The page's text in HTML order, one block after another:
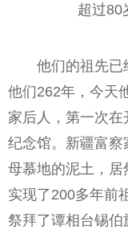
超过80
他们的祖先已
他们262年，今天
家后人，第一次
纪念馆。新疆富
母慕地的泥土，居
实现了200多年前
祭拜了谭相台锡